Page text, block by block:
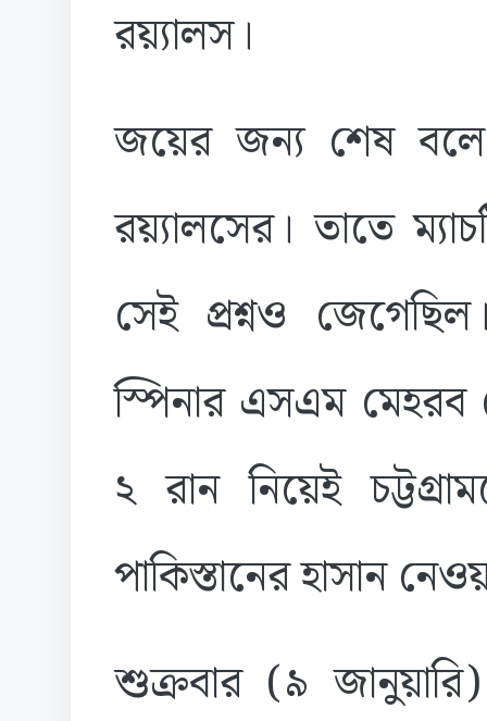
রয়্যালস।
জয়ের জন্য শেষ বলে
রয়্যালসের। তাতে
সেই প্রশ্নও
স্পিনার এসএম
২ রান নিয়েই
পাকিস্তানের হাসান
শুক্রবার (৯